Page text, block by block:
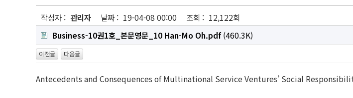
작성자 : 관리자 날짜 : 19-04-08 00:00 조회 : 12,122회
Business-10권1호_본문영문_10 Han-Mo Oh.pdf(460.3K)
이전글 다음글
Antecedents and Consequences of Multinational Service Ventures’ Social